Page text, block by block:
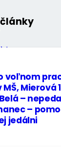
voľnom
Mierová
–
–
jedálni